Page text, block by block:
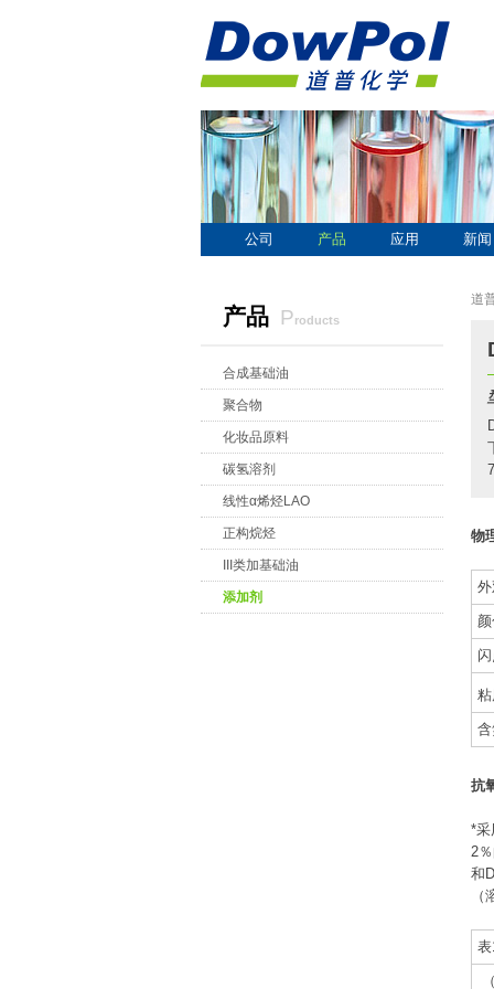
公司 产品 应用 新闻
产品 products
合成基础油
聚合物
化妆品原料
碳氢溶剂
线性α烯烃LAO
正构烷烃
III类加基础油
添加剂
道
物
抗
*采
2
和